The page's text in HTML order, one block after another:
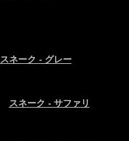
スネーク - グレー
スネーク - サファリ